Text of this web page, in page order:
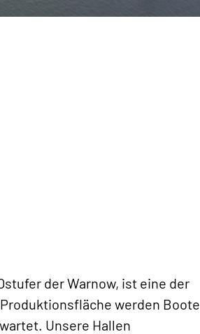
der Warnow, ist eine der
werden Boote
Unsere Hallen